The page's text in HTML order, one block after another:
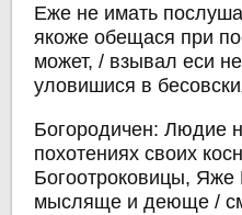
Еже не имать
якоже обещася при
может, / взывал еси
уловишися в
Богородичен: Людие
похотениях своих
Богоотроковицы, Яже
мысляще и деюще /